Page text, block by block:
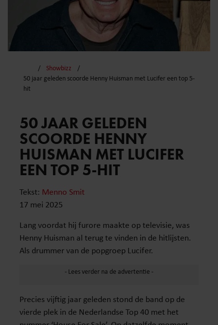
Showbizz
50 jaar geleden scoorde Henny Huisman met Lucifer een top 5-
hit
50 JAAR GELEDEN
SCOORDE HENNY
HUISMAN MET LUCIFER
EEN TOP 5-HIT
Tekst: Menno Smit
17 mei 2025
Lang voordat hij furore maakte op televisie, was
Henny Huisman al terug te vinden in de hitlijsten.
Als drummer van de popgroep Lucifer.
Precies vijftig jaar geleden stond de band op de
vierde plek in de Nederlandse Top 40 met het